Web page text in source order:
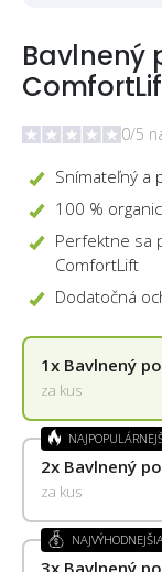
Bavlnený
0/5
Snímateľný a
100 %
Perfektne sa
ComfortLift
Dodatočná
1x Bavlnený
za kus
2x Bavlnený
za kus
3x Bavlnený